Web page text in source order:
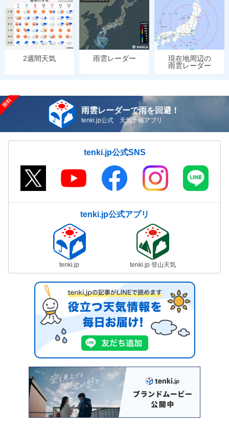
2週間天気 雨雲レーダー
現在地周辺の
雨雲レーダー
雨雲レーダーで雨を回避！
tenki.jp公式 天気予報アプリ
tenki.jp公式SNS
tenki.jp公式アプリ
tenki.jp tenki.jp 登山天気